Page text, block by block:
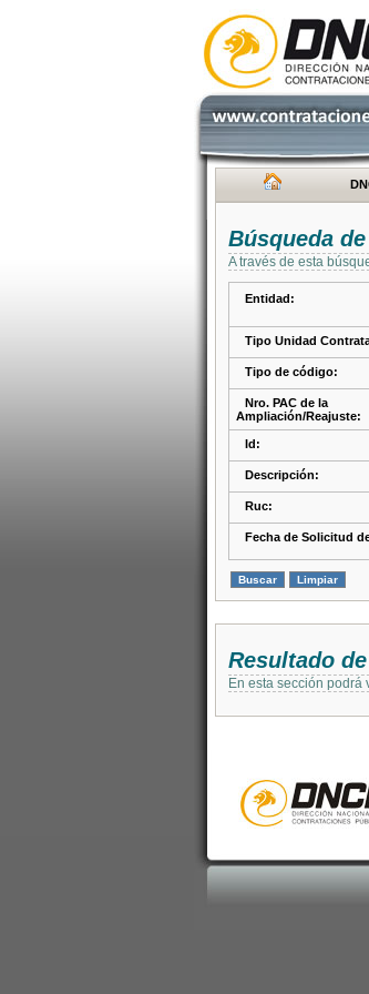
Búsqueda
A través de esta
Entidad:
Tipo Unidad
Tipo de código:
Nro. PAC de la
Ampliación/Reajuste:
Id:
Descripción:
Ruc:
Fecha de Solicitud
Resultado
En esta sección